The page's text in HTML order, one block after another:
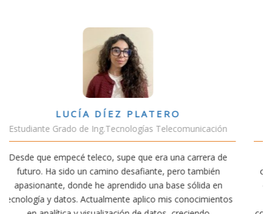
de
en
VÍCTOR SÁNCHEZ VALENCIA
Estudiante Doble Grado Teleco-ADE
Estudiar teleco me ha permitido comprender
conectividad afecta nuestra vida diaria. Aunque la
exige esfuerzo, he dedicado parte de mi tiempo
actividades como el salvamento y socorrismo.